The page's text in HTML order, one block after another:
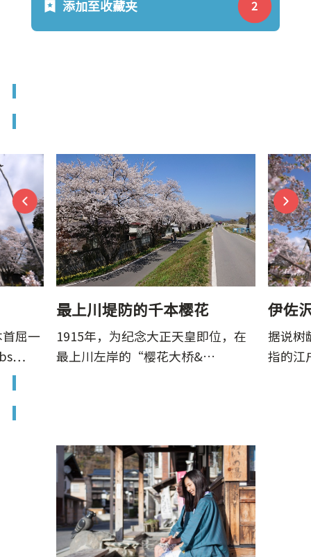
添加至收藏夹
即位，在
&…
伊佐沢久保樱花
据说树龄约 1200 年，是日本首屈一
指的江户彼岸古树之一。&nbs…